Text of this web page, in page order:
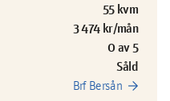
55 kvm
3 474 kr/mån
0 av 5
Såld
Brf Bersån arrow_forward